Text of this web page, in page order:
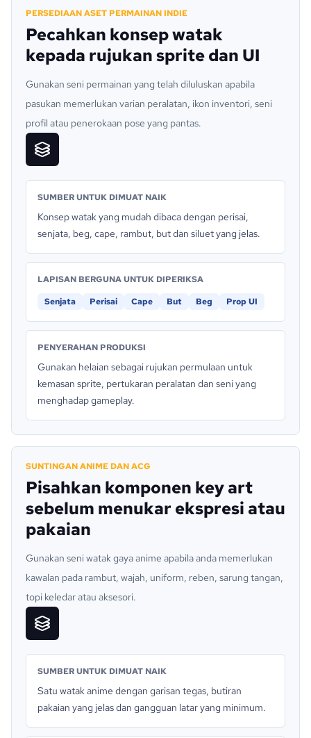
PERSEDIAAN ASET PERMAINAN INDIE
Pecahkan konsep watak
kepada rujukan sprite dan UI
Gunakan seni permainan yang telah diluluskan apabila
pasukan memerlukan varian peralatan, ikon inventori, seni
profil atau penerokaan pose yang pantas.
SUMBER UNTUK DIMUAT NAIK
Konsep watak yang mudah dibaca dengan perisai,
senjata, beg, cape, rambut, but dan siluet yang jelas.
LAPISAN BERGUNA UNTUK DIPERIKSA
Senjata
Perisai Cape But Beg Prop UI
PENYERAHAN PRODUKSI
Gunakan helaian sebagai rujukan permulaan untuk
kemasan sprite, pertukaran peralatan dan seni yang
menghadap gameplay.
SUNTINGAN ANIME DAN ACG
Pisahkan komponen key art
sebelum menukar ekspresi atau
pakaian
Gunakan seni watak gaya anime apabila anda memerlukan
kawalan pada rambut, wajah, uniform, reben, sarung tangan,
topi keledar atau aksesori.
SUMBER UNTUK DIMUAT NAIK
Satu watak anime dengan garisan tegas, butiran
pakaian yang jelas dan gangguan latar yang minimum.